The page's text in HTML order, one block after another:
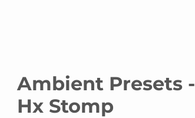
Ambient Presets -
Hx Stomp